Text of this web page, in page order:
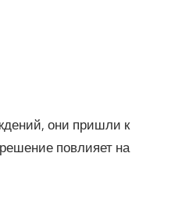
они пришли к
повлияет на